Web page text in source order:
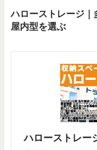
ハローストレージ｜
屋内型を選ぶ
ハローストレー